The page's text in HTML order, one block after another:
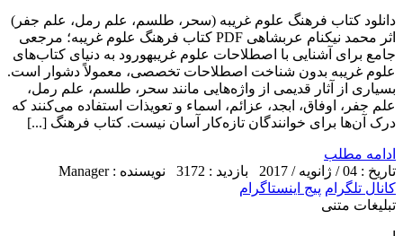
دانلود کتاب فرهنگ علوم غریبه (سحر، طلسم، علم رمل، علم جفر)
اثر محمد نیکنام عربشاهی PDF کتاب فرهنگ علوم غریبه؛ مرجعی
جامع برای آشنایی با اصطلاحات علوم غریبهورود به دنیای کتاب‌های
علوم غریبه بدون شناخت اصطلاحات تخصصی، معمولاً دشوار است.
بسیاری از آثار قدیمی از واژه‌هایی مانند سحر، طلسم، علم رمل،
علم جفر، اوفاق، ابجد، عزائم، اسماء و تعویذات استفاده می‌کنند که
درک آن‌ها برای خوانندگان تازه‌کار آسان نیست. کتاب فرهنگ [...]
ادامه مطلب
تاریخ : 04 / ژانویه / 2017
بازدید : 3172
نویسنده : Manager
کانال تلگرام پیج اینستاگرام
تبلیغات متنی